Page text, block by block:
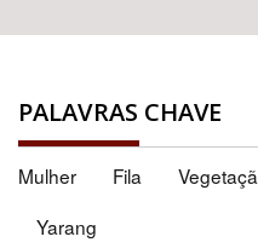
PALAVRAS CHAVE
Mulher Fila
Yarang